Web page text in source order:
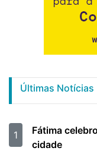
Últimas Notícias
1
Fátima
cidade